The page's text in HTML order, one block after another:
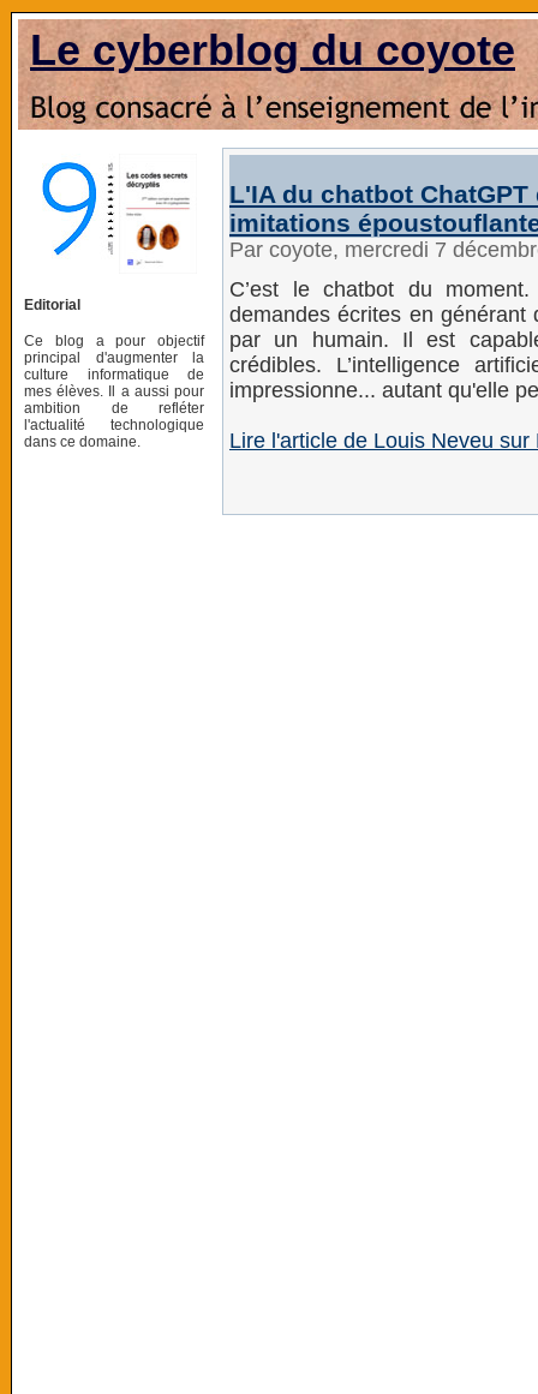
Le cyberblog du coyote
Editorial
Ce blog a pour objectif
principal d'augmenter la
culture informatique de
mes élèves. Il a aussi pour
ambition de refléter
l'actualité technologique
dans ce domaine.
L'IA du chatbot
imitations
Par coyote, mercredi 7
C’est le chatbot du
demandes écrites en
par un humain. Il est
crédibles. L’intelligence
impressionne... autant qu'elle
Lire l'article de Louis Neveu sur